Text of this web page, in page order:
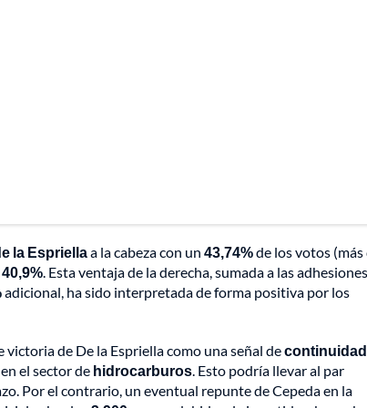
la Espriellaa la cabeza con un 43,74%de los votos (más
40,9%. Esta ventaja de la derecha, sumada a las adhesiones
adicional, ha sido interpretada de forma positiva por los
de De la Espriella como una señal decontinuidad
el sector de hidrocarburos. Esto podría llevar al par
Por el contrario, un eventual repunte de Cepeda en la